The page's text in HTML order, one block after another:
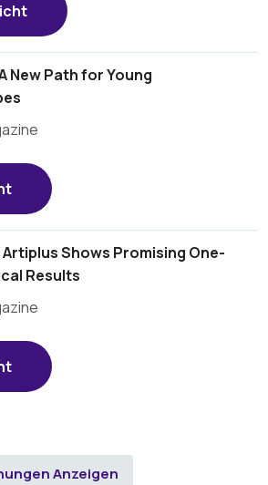
New Path for Young
Artiplus Shows Promising One-
Results
Anzeigen